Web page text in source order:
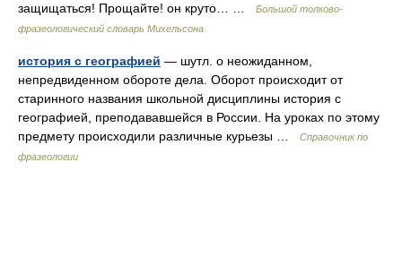
защищаться! Прощайте! он круто… …
Большой толково-
фразеологический словарь Михельсона
история с географией — шутл. о неожиданном,
непредвиденном обороте дела. Оборот происходит от
старинного названия школьной дисциплины история с
географией, преподававшейся в России. На уроках по этому
предмету происходили различные курьезы …
Справочник по
фразеологии